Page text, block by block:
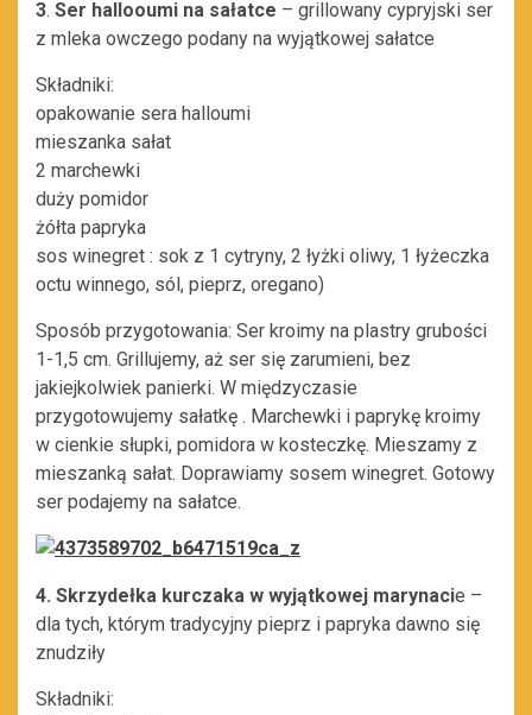
3. Ser hallooumi na sałatce – grillowany cypryjski ser
z mleka owczego podany na wyjątkowej sałatce
Składniki:
opakowanie sera halloumi
mieszanka sałat
2 marchewki
duży pomidor
żółta papryka
sos winegret : sok z 1 cytryny, 2 łyżki oliwy, 1 łyżeczka
octu winnego, sól, pieprz, oregano)
Sposób przygotowania: Ser kroimy na plastry grubości
1-1,5 cm. Grillujemy, aż ser się zarumieni, bez
jakiejkolwiek panierki. W międzyczasie
przygotowujemy sałatkę . Marchewki i paprykę kroimy
w cienkie słupki, pomidora w kosteczkę. Mieszamy z
mieszanką sałat. Doprawiamy sosem winegret. Gotowy
ser podajemy na sałatce.
4. Skrzydełka kurczaka w wyjątkowej marynacie –
dla tych, którym tradycyjny pieprz i papryka dawno się
znudziły
Składniki: